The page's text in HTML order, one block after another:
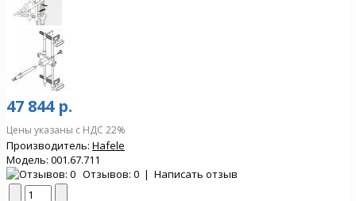
47 844 р.
Цены указаны с НДС 22%
Производитель: Hafele
Модель: 001.67.711
Отзывов: 0 | Написать отзыв